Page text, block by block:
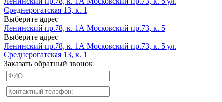
Среднерогатская 13, к. 1
Выберите адрес
Ленинский пр.78, к. 1А Московский пр.73, к. 5
Выберите адрес
Ленинский пр.78, к. 1А Московский пр.73, к. 5 ул.
Среднерогатская 13, к. 1
Заказать обратный звонок